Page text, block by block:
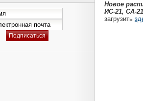
Новое
ИС-21, СА-21
загрузить